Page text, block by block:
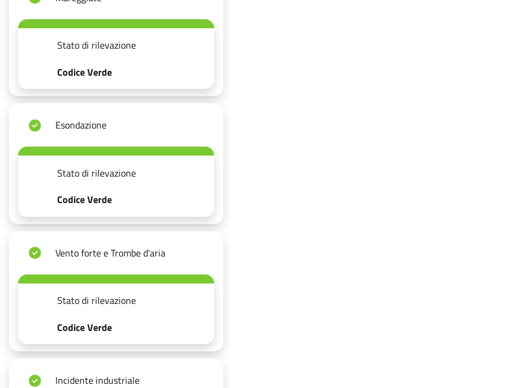
Stato di rilevazione
Codice Verde
Esondazione
Stato di rilevazione
Codice Verde
Vento forte e Trombe d'aria
Stato di rilevazione
Codice Verde
Incidente industriale